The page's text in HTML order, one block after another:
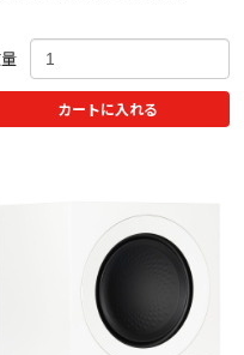
カートに入れる